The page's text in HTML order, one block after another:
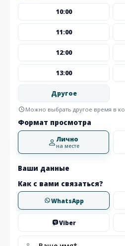
10:00
11:00
12:00
13:00
Другое
Можно выбрать другое время в
Формат просмотра
Лично
на месте
Ваши данные
Как с вами связаться?
WhatsApp
Viber